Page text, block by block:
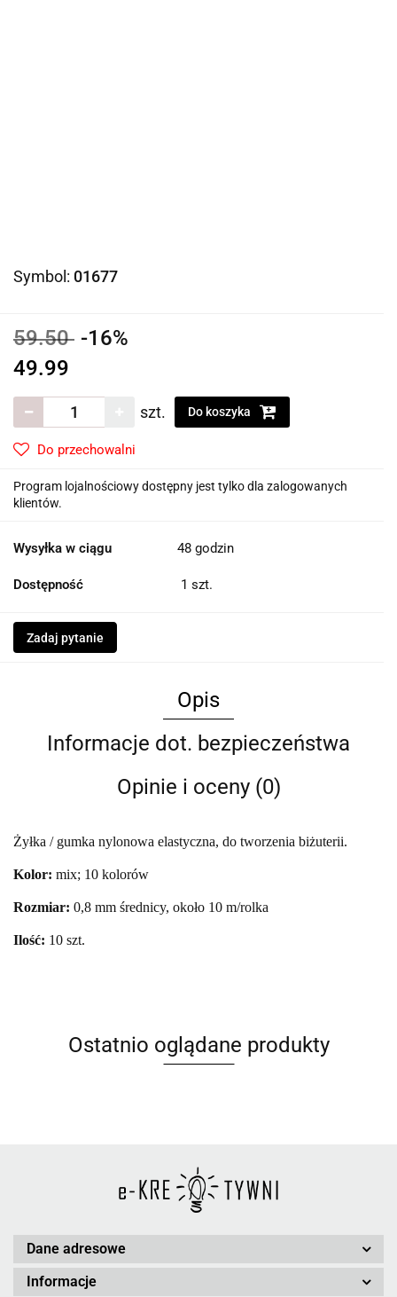
Symbol: 01677
59.50 -16%
49.99
szt. Do koszyka
Do przechowalni
Program lojalnościowy dostępny jest tylko dla zalogowanych
klientów.
Wysyłka w ciągu 48 godzin
Dostępność 1 szt.
Zadaj pytanie
Opis
Informacje dot. bezpieczeństwa
Opinie i oceny (0)
Żyłka / gumka nylonowa elastyczna, do tworzenia biżuterii.
Kolor: mix; 10 kolorów
Rozmiar: 0,8 mm średnicy, około 10 m/rolka
Ilość: 10 szt.
Ostatnio oglądane produkty
Dane adresowe
Informacje